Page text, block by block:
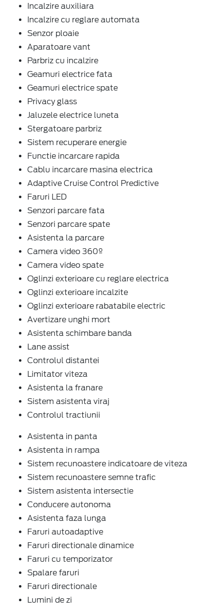
Incalzire auxiliara
Incalzire cu reglare automata
Senzor ploaie
Aparatoare vant
Parbriz cu incalzire
Geamuri electrice fata
Geamuri electrice spate
Privacy glass
Jaluzele electrice luneta
Stergatoare parbriz
Sistem recuperare energie
Functie incarcare rapida
Cablu incarcare masina electrica
Adaptive Cruise Control Predictive
Faruri LED
Senzori parcare fata
Senzori parcare spate
Asistenta la parcare
Camera video 360º
Camera video spate
Oglinzi exterioare cu reglare electrica
Oglinzi exterioare incalzite
Oglinzi exterioare rabatabile electric
Avertizare unghi mort
Asistenta schimbare banda
Lane assist
Controlul distantei
Limitator viteza
Asistenta la franare
Sistem asistenta viraj
Controlul tractiunii
Asistenta in panta
Asistenta in rampa
Sistem recunoastere indicatoare de viteza
Sistem recunoastere semne trafic
Sistem asistenta intersectie
Conducere autonoma
Asistenta faza lunga
Faruri autoadaptive
Faruri directionale dinamice
Faruri cu temporizator
Spalare faruri
Faruri directionale
Lumini de zi